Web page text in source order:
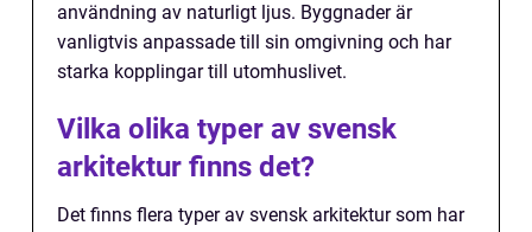
användning av naturligt ljus. Byggnader är
vanligtvis anpassade till sin omgivning och har
starka kopplingar till utomhuslivet.
Vilka olika typer av svensk
arkitektur finns det?
Det finns flera typer av svensk arkitektur som har